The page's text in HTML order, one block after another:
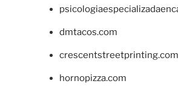
dmtacos.com
crescentstreetprinting.com
hornopizza.com